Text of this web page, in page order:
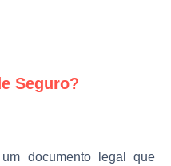
Seguro?
documento legal que